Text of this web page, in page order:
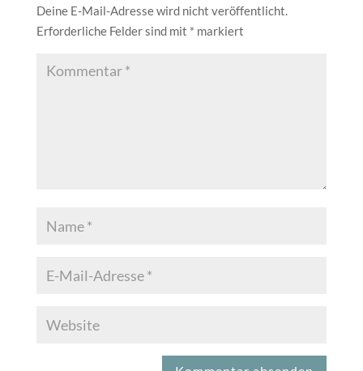
Deine E-Mail-Adresse wird nicht veröffentlicht.
Erforderliche Felder sind mit * markiert